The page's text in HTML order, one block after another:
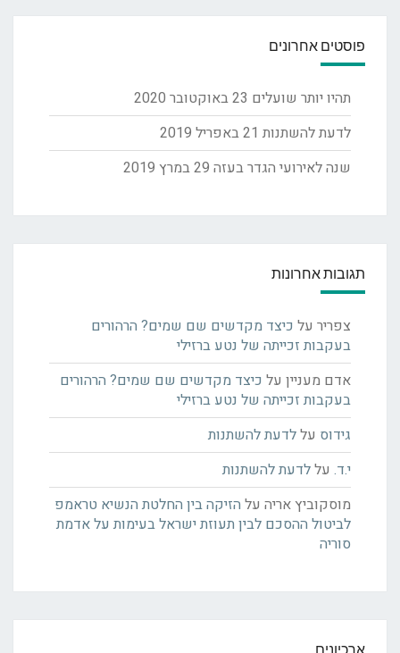
פוסטים אחרונים
תהיו יותר שועלים 23 באוקטובר 2020
לדעת להשתנות 21 באפריל 2019
שנה לאירועי הגדר בעזה 29 במרץ 2019
תגובות אחרונות
צפרירעל כיצד מקדשים שם שמים? הרהורים
בעקבות זכייתה של נטע ברזילי
אדם מענייןעל כיצד מקדשים שם שמים? הרהורים
בעקבות זכייתה של נטע ברזילי
גידוס עללדעת להשתנות
י.ד.עללדעת להשתנות
מוסקוביץ אריהעל הזיקה בין החלטת הנשיא טראמפ
לביטול ההסכם לבין תעוזת ישראל בעימות על אדמת
סוריה
ארכיונים